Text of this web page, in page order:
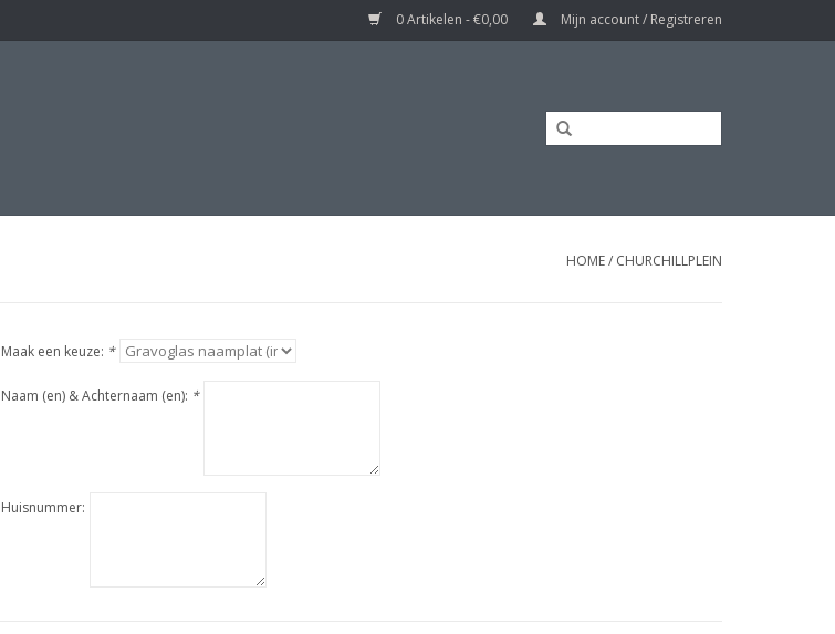
0 Artikelen - €0,00 Mijn account / Registreren
HOME/ CHURCHILLPLEIN
Maak een keuze: *
Naam (en) & Achternaam (en): *
Huisnummer: